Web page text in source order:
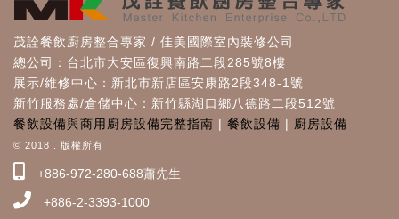
茂詮餐飲廚房整合專家 / 佳美國際室內裝修公司
總公司：台北市大安區復興南路二段285號8樓
展示/維修中心：新北市新店區安康路2段348-1號
新竹服務處/倉儲中心：新竹縣湖口鄉八德路二段512號
餐飲設備與商用廚房設備完整指南 | 餐飲設備 | 廚房設備
© 2018 . 版權所有
+886-972-280-688蕭先生
+886-2-3393-1000